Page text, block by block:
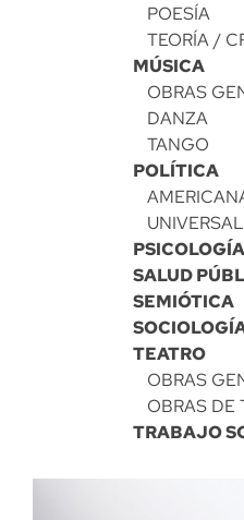
POESÍA
TEORÍA /
MÚSICA
OBRAS
DANZA
TANGO
POLÍTICA
UNIVERSAL
SALUD
SEMIÓTICA
TEATRO
OBRAS
OBRAS DE
TRABAJO